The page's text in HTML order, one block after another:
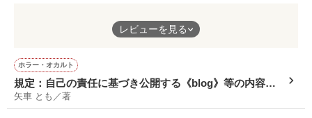
現代社会に潜むコワイ部分を見事に描ききってます。凄いの一言
レビューを見る
ホラー・オカルト
規定：自己の責任に基づき公開する《blog》等の内容に
ついて、当社は一切関知致しません。
矢車 とも／著